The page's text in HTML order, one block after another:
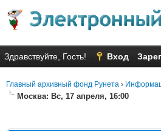
Здравствуйте, Гость! Вход
Главный архивный фонд Рунета ›
Москва: Вс, 17 апреля, 16:00